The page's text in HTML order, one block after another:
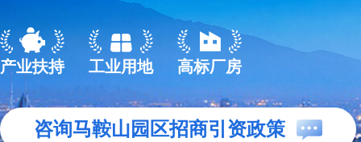
产业扶持 工业用地 高标厂房
咨询马鞍山园区招商引资政策